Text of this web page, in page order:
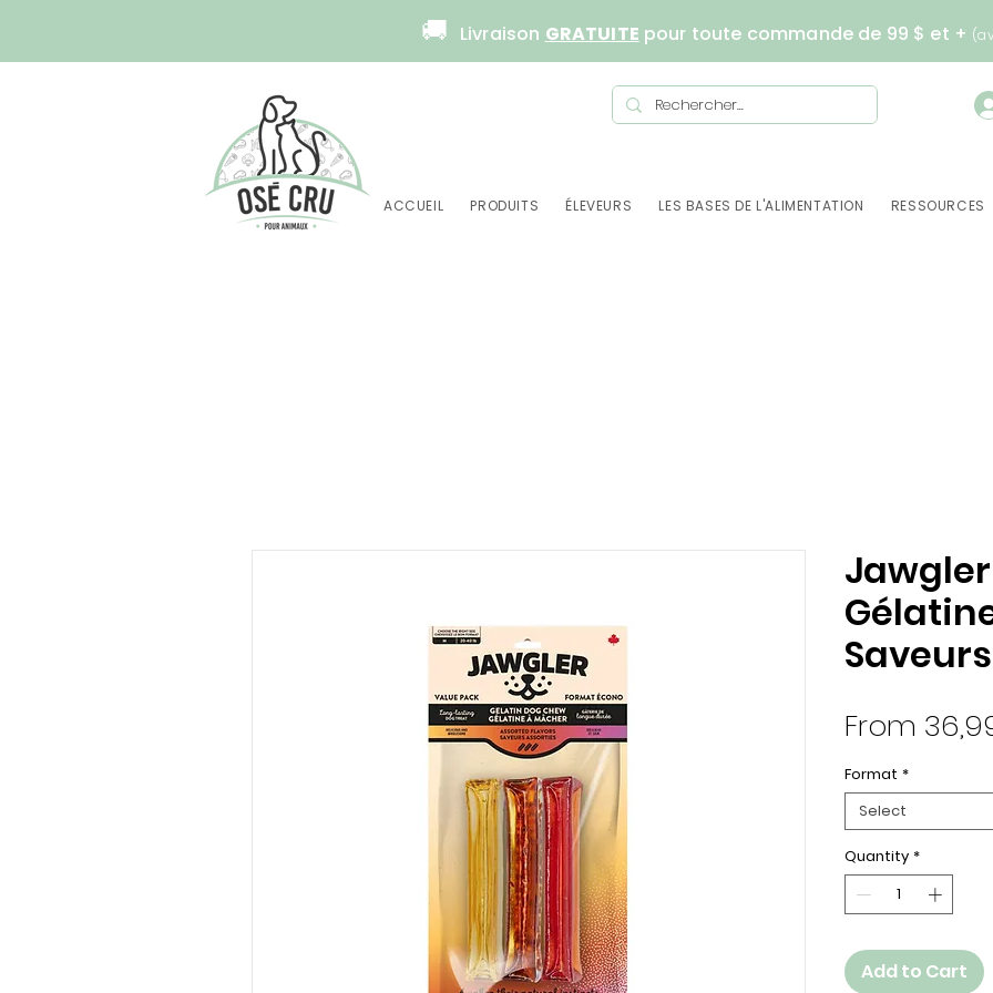
🚚 Livraison GRATUITE pour toute commande de 99 $ et +
ACCUEIL PRODUITS ÉLEVEURS LES BASES DE L'ALIMENTATION RESSOURCES
From
Format *
Select
Quantity *
Add to Cart